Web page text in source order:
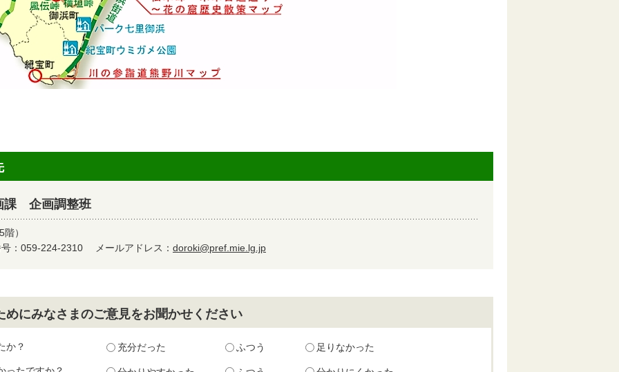
企画調整班
）
号：059-224-2310 メールアドレス： doroki@pref.mie.lg.jp
めにみなさまのご意見をお聞かせください
か？ 充分だった ふつう 足りなかった